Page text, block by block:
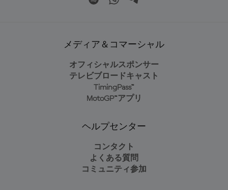
メディア＆コマーシャル
オフィシャルスポンサー
テレビブロードキャスト
TimingPass™
MotoGP™アプリ
ヘルプセンター
コンタクト
よくある質問
コミュニティ参加